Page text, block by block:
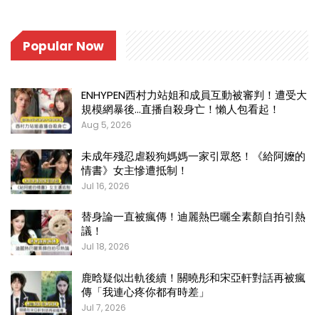
Popular Now
ENHYPEN西村力站姐和成員互動被審判！遭受大
規模網暴後…直播自殺身亡！懶人包看起！
Aug 5, 2026
未成年殘忍虐殺狗媽媽一家引眾怒！《給阿嬤的
情書》女主慘遭抵制！
Jul 16, 2026
替身論一直被瘋傳！迪麗熱巴曬全素顏自拍引熱
議！
Jul 18, 2026
鹿晗疑似出軌後續！關曉彤和宋亞軒對話再被瘋
傳「我連心疼你都有時差」
Jul 7, 2026